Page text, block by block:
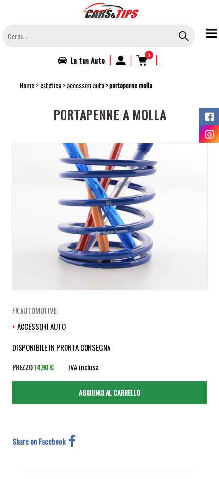
contenuto
principale
La tuaAuto | | 0 |
Home estetica accessori auto portapenne molla
PORTAPENNE A MOLLA
FK AUTOMOTIVE
ACCESSORI AUTO
DISPONIBILE IN PRONTA CONSEGNA
PREZZO14,90 € IVA inclusa
Share on Facebook